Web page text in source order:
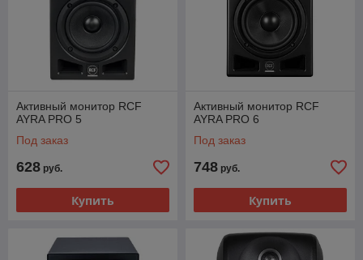
Активный монитор RCF
AYRA PRO 5
Под заказ
628 руб.
Купить
Активный монитор RCF
AYRA PRO 6
Под заказ
748 руб.
Купить